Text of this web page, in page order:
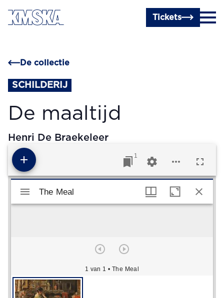
Ga naar hoofdinhoud
Tickets
De collectie
SCHILDERIJ
De maaltijd
Henri De Braekeleer
1
Mirador viewer
The Meal
1 van 1 • The Meal
The Meal